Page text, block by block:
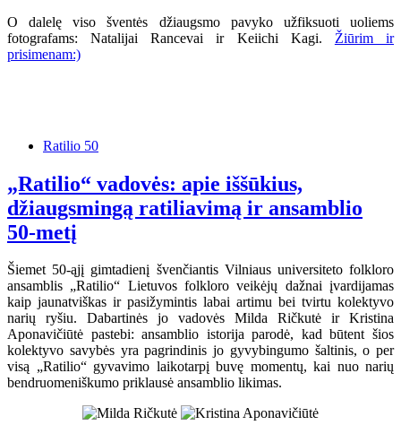
O dalelę viso šventės džiaugsmo pavyko užfiksuoti uoliems
fotografams: Natalijai Rancevai ir Keiichi Kagi. Žiūrim ir
prisimenam:)
Ratilio 50
„Ratilio“ vadovės: apie iššūkius,
džiaugsmingą ratiliavimą ir ansamblio
50-metį
Šiemet 50-ąjį gimtadienį švenčiantis Vilniaus universiteto folkloro
ansamblis „Ratilio“ Lietuvos folkloro veikėjų dažnai įvardijamas
kaip jaunatviškas ir pasižymintis labai artimu bei tvirtu kolektyvo
narių ryšiu. Dabartinės jo vadovės Milda Ričkutė ir Kristina
Aponavičiūtė pastebi: ansamblio istorija parodė, kad būtent šios
kolektyvo savybės yra pagrindinis jo gyvybingumo šaltinis, o per
visą „Ratilio“ gyvavimo laikotarpį buvę momentų, kai nuo narių
bendruomeniškumo priklausė ansamblio likimas.